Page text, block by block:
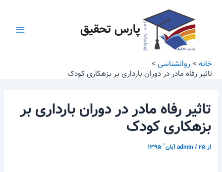
پارس تحقیق
خانه
روانشناسی
تاثیر رفاه مادر در دوران بارداری بر بزهکاری کودک
تاثیر رفاه مادر در دوران بارداری بر
بزهکاری کودک
از admin/۲۵ آبان ّ ۱۳۹۵